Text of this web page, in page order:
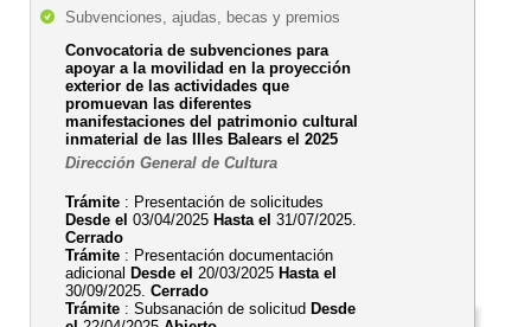
Subvenciones, ajudas, becas y premios
Convocatoria de subvenciones para
apoyar a la movilidad en la proyección
exterior de las actividades que
promuevan las diferentes
manifestaciones del patrimonio cultural
inmaterial de las Illes Balears el 2025
Dirección General de Cultura
Trámite : Presentación de solicitudes
Desde el 03/04/2025 Hasta el 31/07/2025.
Cerrado
Trámite : Presentación documentación
adicional Desde el 20/03/2025 Hasta el
30/09/2025. Cerrado
Trámite : Subsanación de solicitud Desde